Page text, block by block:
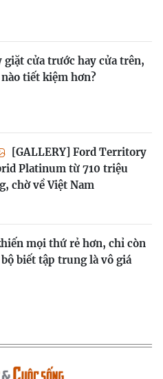
giặt cửa trước hay cửa trên,
tiết kiệm hơn?
[GALLERY] Ford Territory
Platinum từ 710 triệu
chờ về Việt Nam
mọi thứ rẻ hơn, chỉ còn
biết tập trung là vô giá